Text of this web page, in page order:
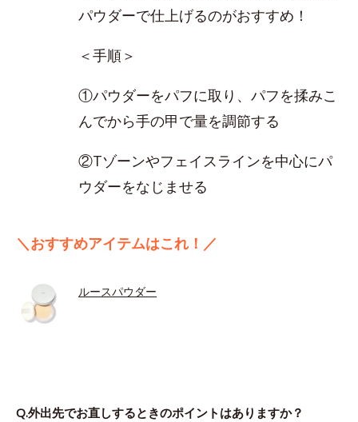
パウダーで仕上げるのがおすすめ！
＜手順＞
①パウダーをパフに取り、パフを揉みこ
んでから手の甲で量を調節する
②Tゾーンやフェイスラインを中心にパ
ウダーをなじませる
＼おすすめアイテムはこれ！／
ルースパウダー
Q.外出先でお直しするときのポイントはありますか？